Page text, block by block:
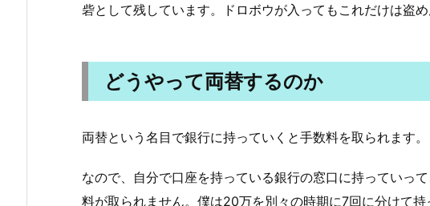
砦として残しています。ドロボウが入ってもこれだけは盗め
どうやって両替するのか
両替という名目で銀行に持っていくと手数料を取られます。
なので、自分で口座を持っている銀行の窓口に持っていっ
料が取られません。僕は20万を別々の時期に7回に分けて